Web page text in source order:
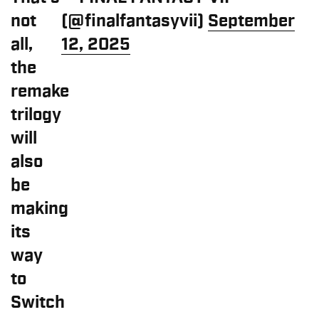
not
all,
the
remake
trilogy
will
also
be
making
its
way
to
Switch
(@finalfantasyvii) September
12, 2025